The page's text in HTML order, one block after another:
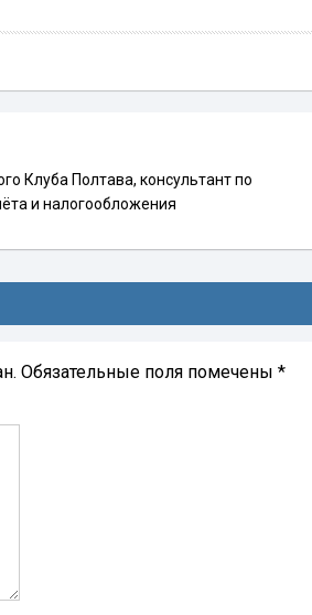
Клуба Полтава, консультант по
и налогообложения
Обязательные поля помечены *